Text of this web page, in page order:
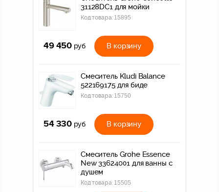
31128DC1 для мойки
Код товара: 15895
49 450 руб В корзину
Смеситель Kludi Balance
522169175 для биде
Код товара: 15750
54 330 руб В корзину
Смеситель Grohe Essence
New 33624001 для ванны с
душем
Код товара: 15505